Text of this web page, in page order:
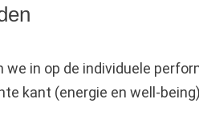
in op de individuele
kant (energie en well-